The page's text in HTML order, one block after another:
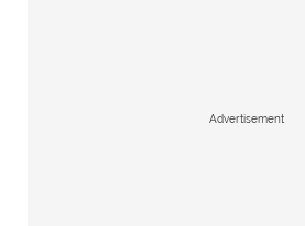
Advertisement